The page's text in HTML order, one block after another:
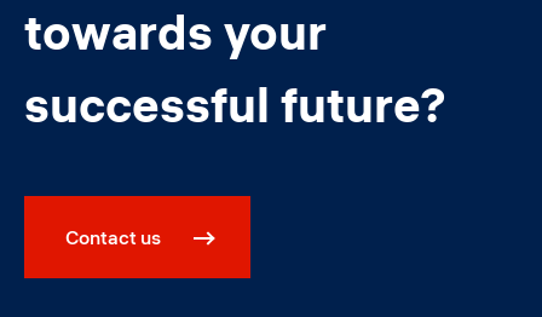
towards your
successful future?
Contact us